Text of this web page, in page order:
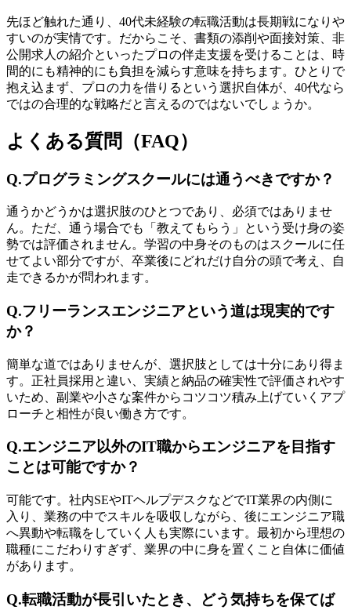
先ほど触れた通り、40代未経験の転職活動は長期戦になりや
すいのが実情です。だからこそ、書類の添削や面接対策、非
公開求人の紹介といったプロの伴走支援を受けることは、時
間的にも精神的にも負担を減らす意味を持ちます。ひとりで
抱え込まず、プロの力を借りるという選択自体が、40代なら
ではの合理的な戦略だと言えるのではないでしょうか。
よくある質問（FAQ）
Q.プログラミングスクールには通うべきですか？
通うかどうかは選択肢のひとつであり、必須ではありませ
ん。ただ、通う場合でも「教えてもらう」という受け身の姿
勢では評価されません。学習の中身そのものはスクールに任
せてよい部分ですが、卒業後にどれだけ自分の頭で考え、自
走できるかが問われます。
Q.フリーランスエンジニアという道は現実的です
か？
簡単な道ではありませんが、選択肢としては十分にあり得ま
す。正社員採用と違い、実績と納品の確実性で評価されやす
いため、副業や小さな案件からコツコツ積み上げていくアプ
ローチと相性が良い働き方です。
Q.エンジニア以外のIT職からエンジニアを目指す
ことは可能ですか？
可能です。社内SEやITヘルプデスクなどでIT業界の内側に
入り、業務の中でスキルを吸収しながら、後にエンジニア職
へ異動や転職をしていく人も実際にいます。最初から理想の
職種にこだわりすぎず、業界の中に身を置くこと自体に価値
があります。
Q.転職活動が長引いたとき、どう気持ちを保てば